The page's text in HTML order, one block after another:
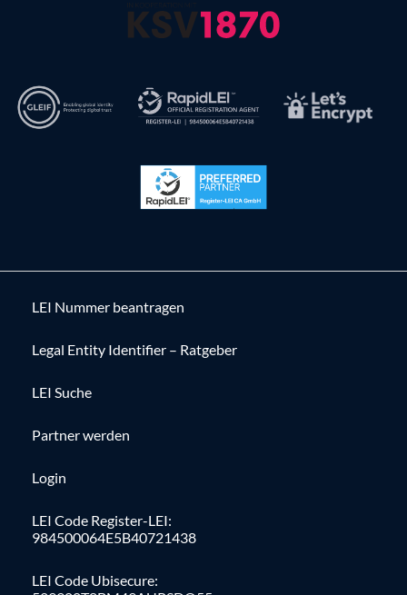
LEI Nummer beantragen
Legal Entity Identifier – Ratgeber
LEI Suche
Partner werden
Login
LEI Code Register-LEI:
984500064E5B40721438
LEI Code Ubisecure: